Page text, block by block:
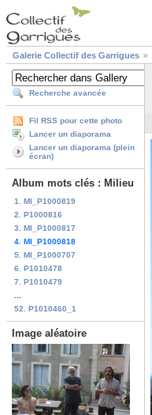
Galerie Collectif des Garrigues
Recherche avancée
Fil RSS pour cette photo
Lancer un diaporama
Lancer un diaporama (plein
écran)
Album mots clés : Milieu
1. MI_P1000819
2. P1000816
3. MI_P1000817
4. MI_P1000818
5. MI_P1000707
6. P1010478
7. P1010479
52. P1010460_1
Image aléatoire